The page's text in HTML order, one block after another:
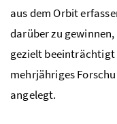
aus dem Orbit
darüber zu
gezielt beeinträchtigt
mehrjähriges
angelegt.